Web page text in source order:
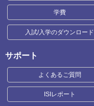
学費
入試/入学のダウンロード
サポート
よくあるご質問
ISIレポート